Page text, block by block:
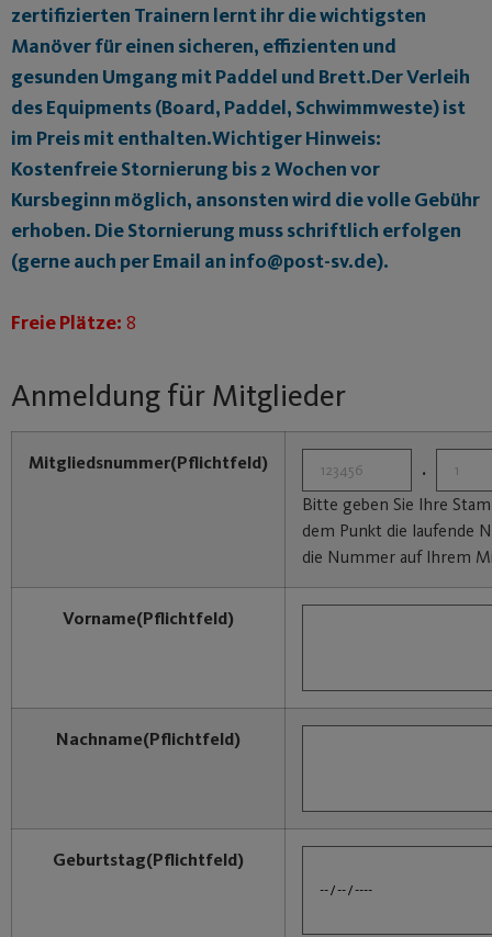
zertifizierten Trainern lernt ihr die wichtigsten
Manöver für einen sicheren, effizienten und
gesunden Umgang mit Paddel und Brett.Der Verleih
des Equipments (Board, Paddel, Schwimmweste) ist
im Preis mit enthalten.Wichtiger Hinweis:
Kostenfreie Stornierung bis 2 Wochen vor
Kursbeginn möglich, ansonsten wird die volle Gebühr
erhoben. Die Stornierung muss schriftlich erfolgen
(gerne auch per Email an info@post-sv.de).
Freie Plätze: 8
Anmeldung für Mitglieder
Mitgliedsnummer(Pflichtfeld)
.
Bitte geben Sie Ihre
dem Punkt die laufende
die Nummer auf Ihrem
Vorname(Pflichtfeld)
Nachname(Pflichtfeld)
Geburtstag(Pflichtfeld)